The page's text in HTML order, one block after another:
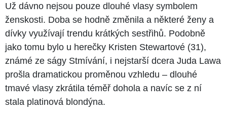
Už dávno nejsou pouze dlouhé vlasy symbolem
ženskosti. Doba se hodně změnila a některé ženy a
dívky využívají trendu krátkých sestřihů. Podobně
jako tomu bylo u herečky Kristen Stewartové (31),
známé ze ságy Stmívání, i nejstarší dcera Juda Lawa
prošla dramatickou proměnou vzhledu – dlouhé
tmavé vlasy zkrátila téměř dohola a navíc se z ní
stala platinová blondýna.